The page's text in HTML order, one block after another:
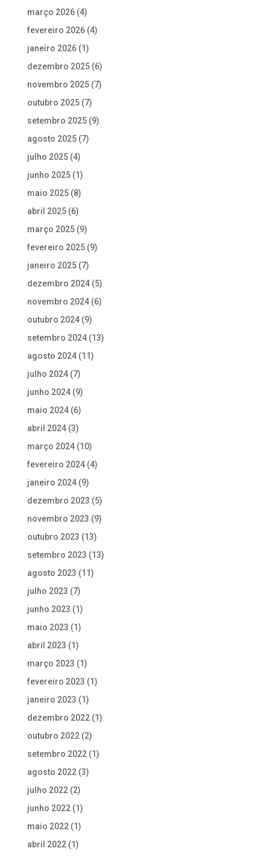
março 2026(4)
fevereiro 2026(4)
janeiro 2026(1)
dezembro 2025(6)
novembro 2025(7)
outubro 2025(7)
setembro 2025(9)
agosto 2025(7)
julho 2025(4)
junho 2025(1)
maio 2025(8)
abril 2025(6)
março 2025(9)
fevereiro 2025(9)
janeiro 2025(7)
dezembro 2024(5)
novembro 2024(6)
outubro 2024(9)
setembro 2024(13)
agosto 2024(11)
julho 2024(7)
junho 2024(9)
maio 2024(6)
abril 2024(3)
março 2024(10)
fevereiro 2024(4)
janeiro 2024(9)
dezembro 2023 (5)
novembro 2023 (9)
outubro 2023 (13)
setembro 2023 (13)
agosto 2023 (11)
julho 2023 (7)
junho 2023 (1)
maio 2023 (1)
abril 2023 (1)
março 2023 (1)
fevereiro 2023 (1)
janeiro 2023 (1)
dezembro 2022(1)
outubro 2022(2)
setembro 2022(1)
agosto 2022(3)
julho 2022(2)
junho 2022(1)
maio 2022(1)
abril 2022(1)